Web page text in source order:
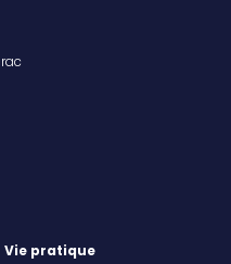
Vie pratique